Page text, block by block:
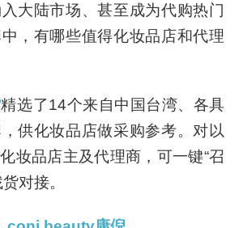
大陆市场、甚至成为代购热门
，有哪些值得化妆品店和代理
精选了14个来自中国台湾、各具
供化妆品店做采购参考。对以
妆品店主及代理商，可一键“召
对接。